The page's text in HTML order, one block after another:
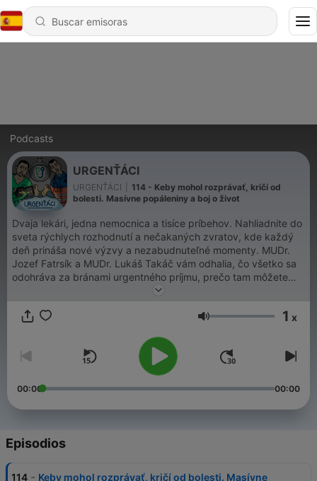
Podcasts
URGENŤÁCI
URGENŤÁCI
114 - Keby mohol rozprávať, kričí od
bolesti. Masívne popáleniny a boj o život
Dvaja lekári, jedna nemocnica a tisíce príbehov. Nahliadnite do
sveta rýchlych rozhodnutí a nečakaných zvratov, kde každý
deň prináša nové výzvy a nezabudnuteľné momenty. MUDr.
Jozef Fatrsík a MUDr. Lukáš Takáč vám odhalia, čo všetko sa
odohráva za bránami urgentného príjmu, prečo tam môžete
čakať aj štyri hodiny a ako sa zdanlivo všedný deň môže v
línie zdravotnej starostlivosti.
Volumen 1 x
00:00 00:00
Episodios
114 - Keby mohol rozprávať, kričí od bolesti. Masívne